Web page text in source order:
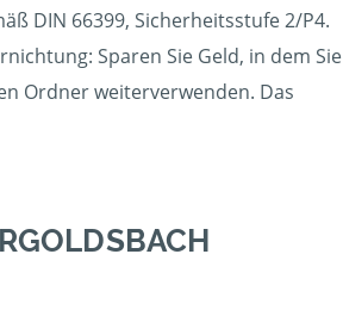
DIN 66399, Sicherheitsstufe 2/P4.
Sparen Sie Geld, in dem Sie
Ordner weiterverwenden. Das